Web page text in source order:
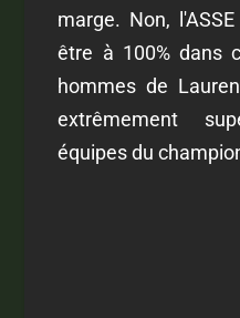
marge. Non,
être à 100% dans
hommes de
extrêmement
équipes du